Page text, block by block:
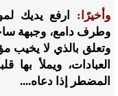
وأخيرًا: ارفع يديك
وطرف دامع، وجبهة
وتعلق بالذي لا يخيب
العبادات، ويملأ
المضطر إذا دعاه....